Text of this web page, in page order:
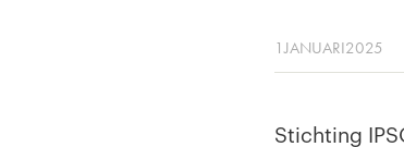
1JANUARI2025
Stichting